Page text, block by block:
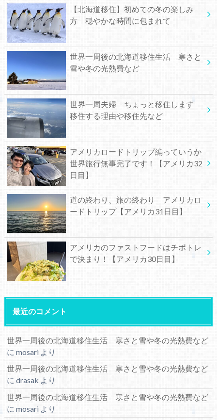
【北海道移住】初めての冬の楽しみ
方 穏やかな時間に包まれて
世界一周後の北海道移住生活 寒さと
雪や冬の光熱費など
世界一周夫婦 ちょっと移住します
移住する理由や移住先など
アメリカロードトリップ編っていうか
世界旅行無事完了です！【アメリカ32
日目】
道の終わり、旅の終わり アメリカロ
ードトリップ【アメリカ31日目】
アメリカのファストフードはチポトレ
で決まり！【アメリカ30日目】
最近のコメント
世界一周後の北海道移住生活 寒さと雪や冬の光熱費など
に mosariより
世界一周後の北海道移住生活 寒さと雪や冬の光熱費など
に drasak より
世界一周後の北海道移住生活 寒さと雪や冬の光熱費など
に mosariより